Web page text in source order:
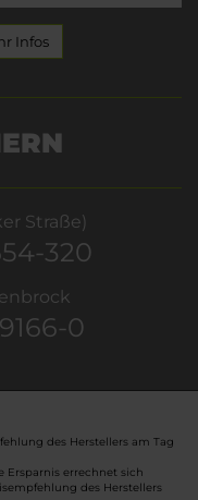
Infos
Straße)
320
0
des Herstellers am Tag
Ersparnis errechnet sich
des Herstellers